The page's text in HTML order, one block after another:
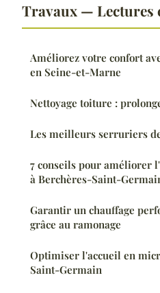
Travaux — Lectures
Améliorez votre confort
en Seine-et-Marne
Nettoyage toiture :
Les meilleurs serruriers
7 conseils pour améliorer
à Berchères-Saint-
Garantir un chauffage
grâce au ramonage
Optimiser l'accueil en
Saint-Germain